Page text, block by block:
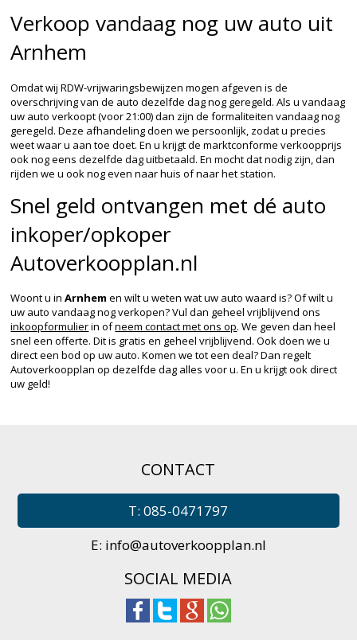
Verkoop vandaag nog uw auto uit
Arnhem
Omdat wij RDW-vrijwaringsbewijzen mogen afgeven is de
overschrijving van de auto dezelfde dag nog geregeld. Als u vandaag
uw auto verkoopt (voor 21:00) dan zijn de formaliteiten vandaag nog
geregeld. Deze afhandeling doen we persoonlijk, zodat u precies
weet waar u aan toe doet. En u krijgt de marktconforme verkoopprijs
ook nog eens dezelfde dag uitbetaald. En mocht dat nodig zijn, dan
rijden we u ook nog even naar huis of naar het station.
Snel geld ontvangen met dé auto
inkoper/opkoper
Autoverkoopplan.nl
Woont u inArnhem en wilt u weten wat uw auto waard is? Of wilt u
uw auto vandaag nog verkopen? Vul dan geheel vrijblijvend ons
inkoopformulierin ofneem contact met ons op. We geven dan heel
snel een offerte. Dit is gratis en geheel vrijblijvend. Ook doen we u
direct een bod op uw auto. Komen we tot een deal? Dan regelt
Autoverkoopplan op dezelfde dag alles voor u. En u krijgt ook direct
uw geld!
CONTACT
T: 085-0471797
E: info@autoverkoopplan.nl
SOCIAL MEDIA